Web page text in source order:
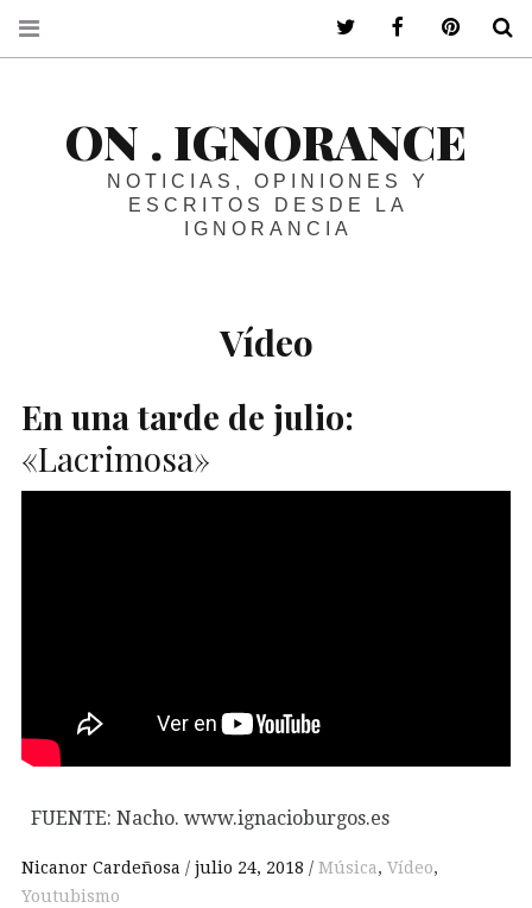
ON . IGNORANCE
NOTICIAS, OPINIONES Y
ESCRITOS DESDE LA
IGNORANCIA
Vídeo
En una tarde de julio:
«Lacrimosa»
FUENTE: Nacho. www.ignacioburgos.es
Nicanor Cardeñosa julio 24, 2018 Música, Vídeo,
Youtubismo
ir a mi twitterir a mi facebook
ir a mi